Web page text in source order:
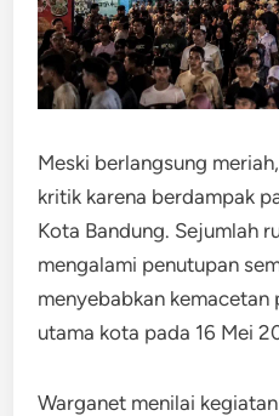
Meski berlangsung
kritik karena berdampak
Kota Bandung. Sejumlah
mengalami penutupan
menyebabkan
utama kota pada 16 Mei
Warganet menilai